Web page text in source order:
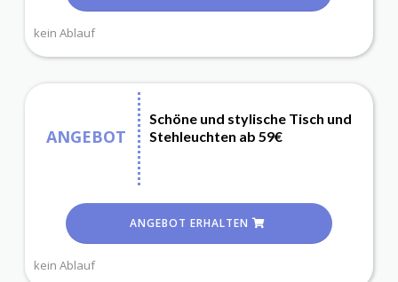
kein Ablauf
ANGEBOT
Schöne und stylische Tisch und
Stehleuchten ab 59€
ANGEBOT ERHALTEN
kein Ablauf